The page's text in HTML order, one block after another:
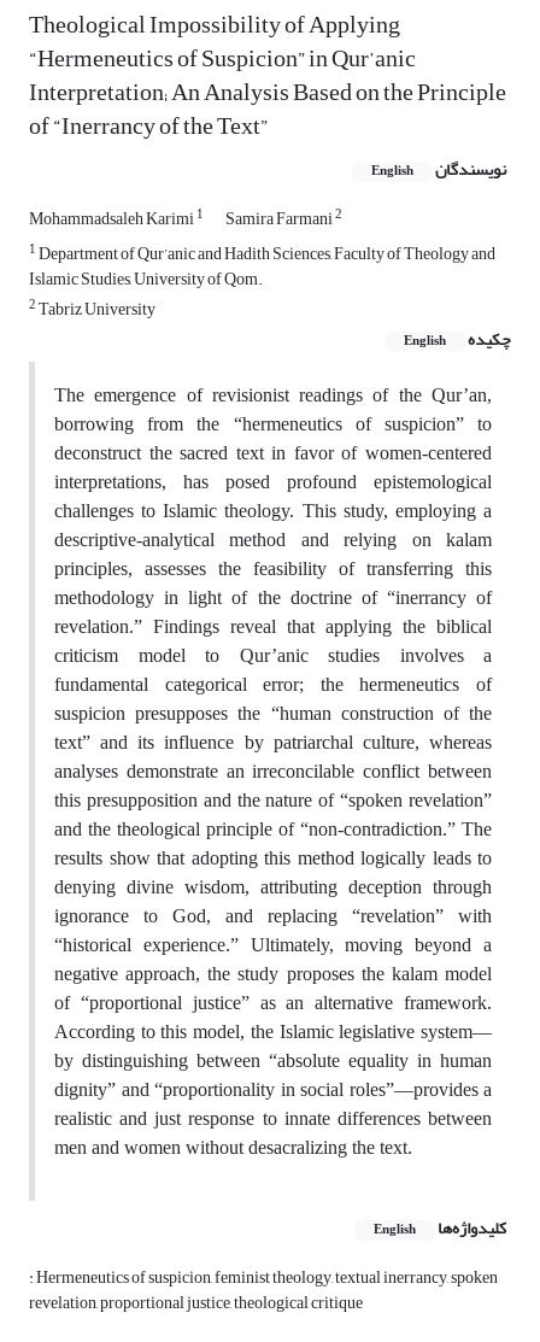
Theological Impossibility of Applying
“Hermeneutics of Suspicion” in Qur’anic
Interpretation; An Analysis Based on the Principle
of “Inerrancy of the Text”
نویسندگان English
Mohammadsaleh Karimi1 Samira Farmani2
1Department of Qur’anic and Hadith Sciences, Faculty of Theology and
Islamic Studies, University of Qom.
2Tabriz University
چکیده
English
The emergence of revisionist readings of the Qur’an,
borrowing from the “hermeneutics of suspicion” to
deconstruct the sacred text in favor of women-centered
interpretations, has posed profound epistemological
challenges to Islamic theology. This study, employing a
descriptive-analytical method and relying on kalam
principles, assesses the feasibility of transferring this
methodology in light of the doctrine of “inerrancy of
revelation.” Findings reveal that applying the biblical
criticism model to Qur’anic studies involves a
fundamental categorical error; the hermeneutics of
suspicion presupposes the “human construction of the
text” and its influence by patriarchal culture, whereas
analyses demonstrate an irreconcilable conflict between
this presupposition and the nature of “spoken revelation”
and the theological principle of “non-contradiction.” The
results show that adopting this method logically leads to
denying divine wisdom, attributing deception through
ignorance to God, and replacing “revelation” with
“historical experience.” Ultimately, moving beyond a
negative approach, the study proposes the kalam model
of “proportional justice” as an alternative framework.
According to this model, the Islamic legislative system—
by distinguishing between “absolute equality in human
dignity” and “proportionality in social roles”—provides a
realistic and just response to innate differences between
men and women without desacralizing the text.
کلیدواژه‌ها English
: Hermeneutics of suspicion, feminist theology, textual inerrancy, spoken
revelation, proportional justice, theological critique